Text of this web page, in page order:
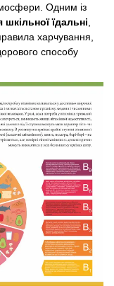
Одним із
їдальні
харчування,
способу